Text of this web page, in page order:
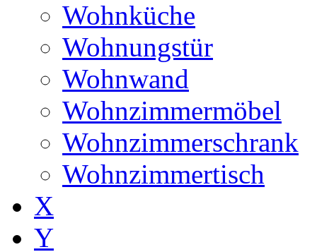
Wohnküche
Wohnungstür
Wohnwand
Wohnzimmermöbel
Wohnzimmerschrank
Wohnzimmertisch
X
Y